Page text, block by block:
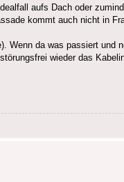
aufs Dach oder
kommt auch nicht in
Wenn da was passiert und
wieder das